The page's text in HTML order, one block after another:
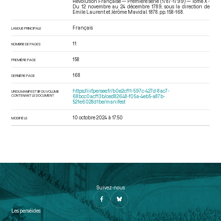
Du 12 novembre au 24 décembre 1789 , sous la direction de
Emile Laurent et Jérôme Mavidal. 1878. pp. 158-168.
LANGUE PRINCIPALE Français
NOMBRE DE PAGES 11
PREMIÈRE PAGE 158
DERNIÈRE PAGE 168
URI DU MANIFEST IIIF DU VOLUME
CONTENANT LE DOCUMENT
https://iiif.persee.fr/b0e2cf11-597c-427d-8ac7-
68bcc0acf13b/ced82648-f05a-4eb5-a87b-
521e6028d1be/manifest
MODIFIÉ LE 10 octobre 2024 à 17:50
Suivez-nous
Les perséides